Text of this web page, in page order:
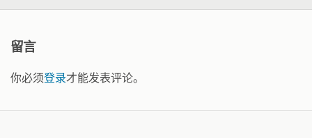
留言
你必须登录才能发表评论。